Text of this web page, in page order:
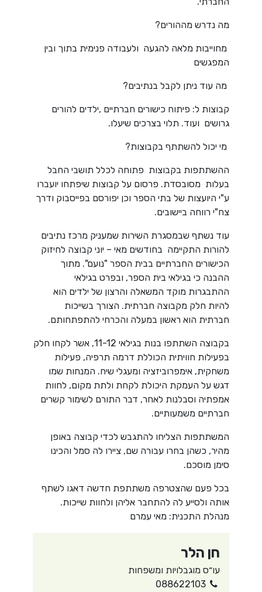
מה נדרש מההורים?
מחוייבות מלאה להגעה ולעבודה פנימית בתוך ובין
המפגשים
מה עוד ניתן לקבל בנתיבים?
קבוצות ל: פיתוח כישורים חברתיים ,ילדים להורים
גרושים ועוד. תלוי בצרכים שיעלו.
מי יכול להשתתף בקבוצות?
ההשתתפות בקבוצות פתוחה לכלל תושבי החבל
בעלות מסובסדת. פרסום על קבוצות שיפתחו יועברו
ע"י היועצות של בתי הספר וכן יפורסם בפייסבוק ודרך
צח"י רווחה ביישובים.
עוד נשתף שבמסגרת השירות שמעניק מרכז נתיבים
להורות התקיימה בחודשים מאי – יוני קבוצה לחיזוק
הכישורים החברתיים בבית הספר "נועם". מתוך
ההבנה כי בגילאי בית הספר, ובפרט בגילאי
ההתבגרות מוקד המשאלה והרצון של ילדים הוא
להיות חלק מקבוצה חברתית. הצורך בשייכות
חברתית הוא ראשון במעלה והכרחי להתפתחותם.
בקבוצה השתתפו בנות בגילאי 11-12, אשר לקחו חלק
בפעילות חוויתית הכוללת דרמה תרפיה, פעילות
משחקית, אימפרוביזציה ומעגלי שיח. המנחות שמו
דגש על העמקת היכולת לקחת ולתת מקום, לחוות
אמפתיה וסבלנות לאחר, דבר התורם לשימור קשרים
חברתיים משמעותיים.
המשתתפות הצליחו להתגבש לכדי קבוצה באופן
מהיר, כשהן בחרו עבורה שם, ציירו לה סמל והכינו
סימן מוסכם.
בכל פעם שהצטרפה משתתפת חדשה דאגו לשתף
אותה ולסייע לה להתחבר אליהן ולחוות שייכות.
מנהלת התכנית: מאי עמרם
חן הלר
עו״ס מוגבלויות ומשפחות
088622103